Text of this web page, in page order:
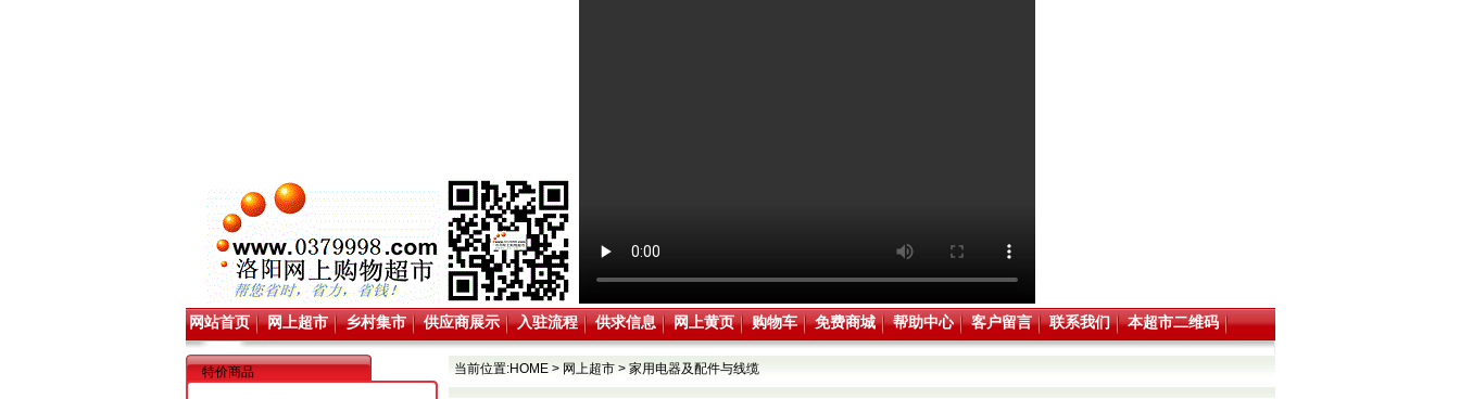
网站首页 网上超市 乡村集市 供应商展示 入驻流程 供求信息 网上黄页 购物车 免费商城 帮助中心 客户留言 联系我们 本超市二维码
特价商品 当前位置:HOME> 网上超市> 家用电器及配件与线缆